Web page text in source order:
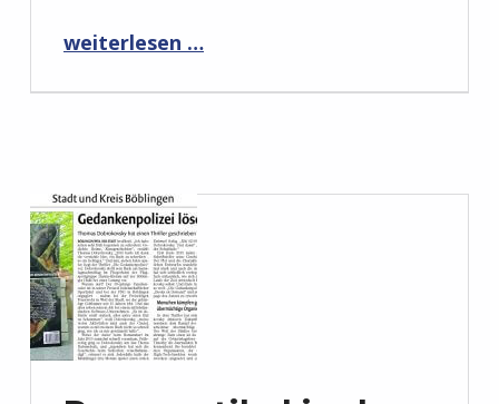
“Veröffentlichungsparty am 30. September 2017”
weiterlesen …